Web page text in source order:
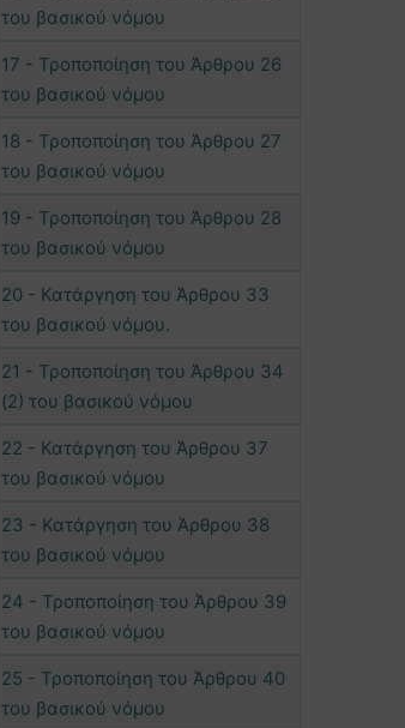
του βασικού νόμου
17 - Τροποποίηση του Άρθρου 26
του βασικού νόμου
18 - Τροποποίηση του Άρθρου 27
του βασικού νόμου
19 - Τροποποίηση του Άρθρου 28
του βασικού νόμου
20 - Κατάργηση του Άρθρου 33
του βασικού νόμου.
21 - Τροποποίηση του Άρθρου 34
(2) του βασικού νόμου
22 - Κατάργηση του Άρθρου 37
του βασικού νόμου
23 - Κατάργηση του Άρθρου 38
του βασικού νόμου
24 - Τροποποίηση του Άρθρου 39
του βασικού νόμου
25 - Τροποποίηση του Άρθρου 40
του βασικού νόμου